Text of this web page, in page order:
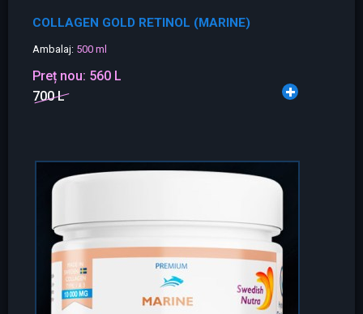
COLLAGEN GOLD RETINOL (MARINE)
Ambalaj: 500 ml
Preț nou: 560 L
700 L